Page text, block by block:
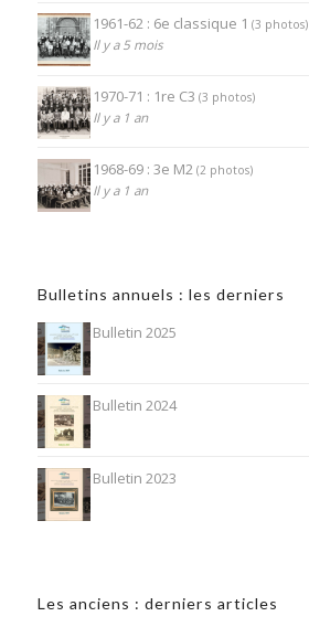
1961-62 : 6e classique 1 (3 photos)
Il y a 5 mois
1970-71 : 1re C3 (3 photos)
Il y a 1 an
1968-69 : 3e M2 (2 photos)
Il y a 1 an
Bulletins annuels : les derniers
Bulletin 2025
Bulletin 2024
Bulletin 2023
Les anciens : derniers articles